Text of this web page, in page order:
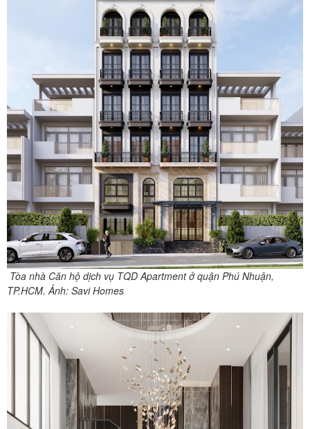
Tòa nhà Căn hộ dịch vụ TQD Apartment ở quận Phú Nhuận,
TP.HCM. Ảnh: Savi Homes